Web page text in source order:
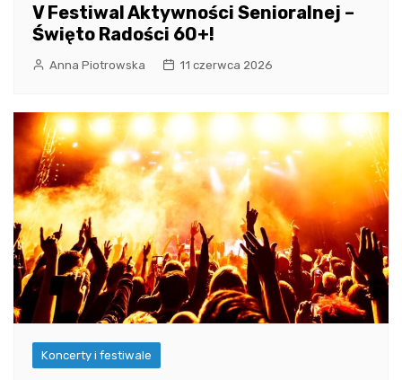
V Festiwal Aktywności Senioralnej –
Święto Radości 60+!
Anna Piotrowska 11 czerwca 2026
Koncerty i festiwale